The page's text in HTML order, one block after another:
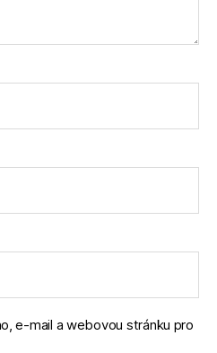
e-mail a webovou stránku pro